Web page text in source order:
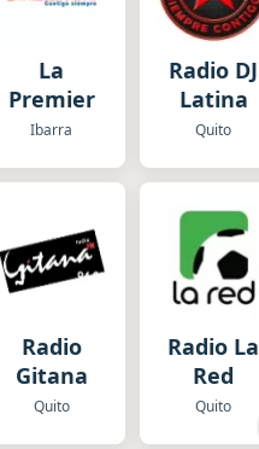
La
Premier
Ibarra
Radio DJ
Latina
Quito
Radio
Gitana
Quito
Radio La
Red
Quito